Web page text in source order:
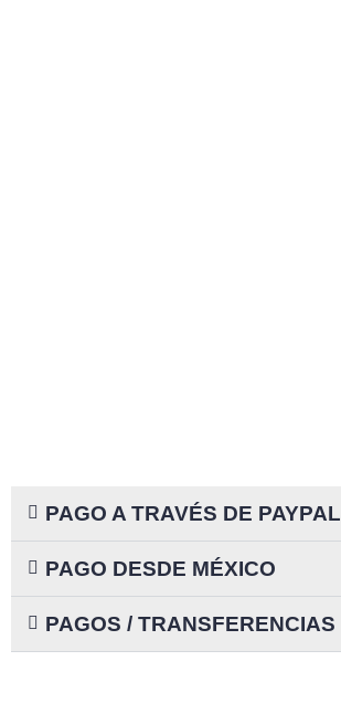
PAGO A TRAVÉS DE PAYPAL
PAGO DESDE MÉXICO
PAGOS /